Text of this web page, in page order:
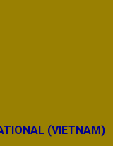
(VIETNAM)